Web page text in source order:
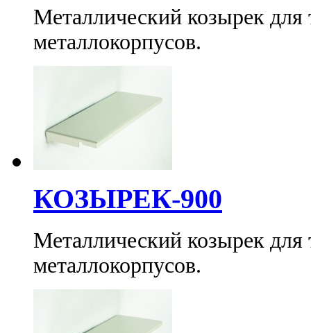
Металлический козырек
металлокорпусов.
КОЗЫРЕК-900
Металлический козырек
металлокорпусов.